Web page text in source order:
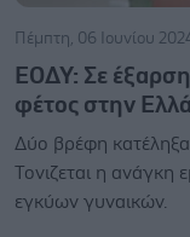
Πέμπτη, 06 Ιουνίου
ΕΟΔΥ: Σε
φέτος στην
Δύο βρέφη
Τονιζεται η ανάγκη
εγκύων γυναικών.